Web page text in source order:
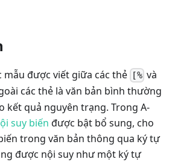
mẫu được viết giữa các thẻ [% và
các thẻ là văn bản bình thường
kết quả nguyên trạng. Trong A-
suy biến được bật bổ sung, cho
trong văn bản thông qua ký tự
được nội suy như một ký tự